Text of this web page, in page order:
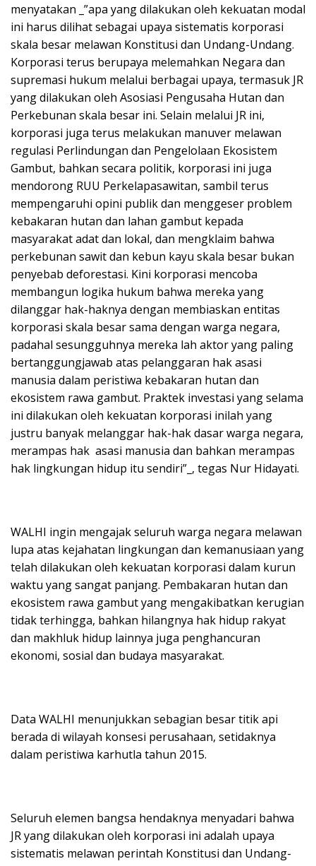
menyatakan _”apa yang dilakukan oleh kekuatan modal
ini harus dilihat sebagai upaya sistematis korporasi
skala besar melawan Konstitusi dan Undang-Undang.
Korporasi terus berupaya melemahkan Negara dan
supremasi hukum melalui berbagai upaya, termasuk JR
yang dilakukan oleh Asosiasi Pengusaha Hutan dan
Perkebunan skala besar ini. Selain melalui JR ini,
korporasi juga terus melakukan manuver melawan
regulasi Perlindungan dan Pengelolaan Ekosistem
Gambut, bahkan secara politik, korporasi ini juga
mendorong RUU Perkelapasawitan, sambil terus
mempengaruhi opini publik dan menggeser problem
kebakaran hutan dan lahan gambut kepada
masyarakat adat dan lokal, dan mengklaim bahwa
perkebunan sawit dan kebun kayu skala besar bukan
penyebab deforestasi. Kini korporasi mencoba
membangun logika hukum bahwa mereka yang
dilanggar hak-haknya dengan membiaskan entitas
korporasi skala besar sama dengan warga negara,
padahal sesungguhnya mereka lah aktor yang paling
bertanggungjawab atas pelanggaran hak asasi
manusia dalam peristiwa kebakaran hutan dan
ekosistem rawa gambut. Praktek investasi yang selama
ini dilakukan oleh kekuatan korporasi inilah yang
justru banyak melanggar hak-hak dasar warga negara,
merampas hak asasi manusia dan bahkan merampas
hak lingkungan hidup itu sendiri”_, tegas Nur Hidayati.
WALHI ingin mengajak seluruh warga negara melawan
lupa atas kejahatan lingkungan dan kemanusiaan yang
telah dilakukan oleh kekuatan korporasi dalam kurun
waktu yang sangat panjang. Pembakaran hutan dan
ekosistem rawa gambut yang mengakibatkan kerugian
tidak terhingga, bahkan hilangnya hak hidup rakyat
dan makhluk hidup lainnya juga penghancuran
ekonomi, sosial dan budaya masyarakat.
Data WALHI menunjukkan sebagian besar titik api
berada di wilayah konsesi perusahaan, setidaknya
dalam peristiwa karhutla tahun 2015.
Seluruh elemen bangsa hendaknya menyadari bahwa
JR yang dilakukan oleh korporasi ini adalah upaya
sistematis melawan perintah Konstitusi dan Undang-